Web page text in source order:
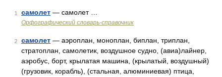
1 самолет — самолет …
Орфографический словарь-справочник
2 самолет — аэроплан, моноплан, биплан, триплан,
стратоплан, самолетик, воздушное судно, (авиа)лайнер,
аэробус, борт, крылатая машина, (крылатый, воздушный)
(грузовик, корабль), (стальная, алюминиевая) птица,